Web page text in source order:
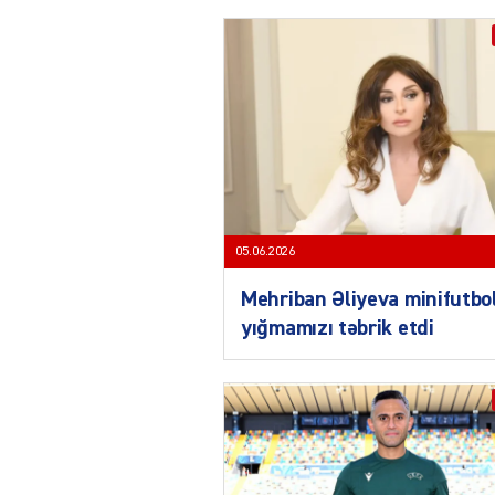
05.06.2026
Mehriban Əliyeva
yığmamızı təbrik etdi